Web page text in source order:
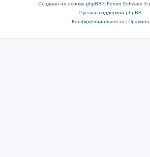
Создано на основе phpBB® Forum Software ©
Русская поддержка phpBB
Конфиденциальность| Правила